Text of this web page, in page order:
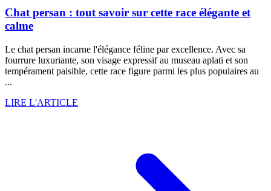
Chat persan : tout savoir sur cette race élégante et
calme
Le chat persan incarne l'élégance féline par excellence. Avec sa
fourrure luxuriante, son visage expressif au museau aplati et son
tempérament paisible, cette race figure parmi les plus populaires au
...
LIRE L'ARTICLE